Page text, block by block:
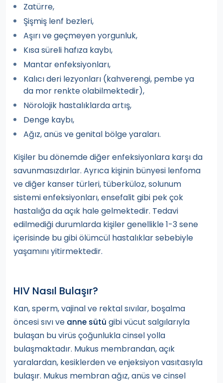
Zatürre,
Şişmiş lenf bezleri,
Aşırı ve geçmeyen yorgunluk,
Kısa süreli hafıza kaybı,
Mantar enfeksiyonları,
Kalıcı deri lezyonları (kahverengi, pembe ya
da mor renkte olabilmektedir),
Nörolojik hastalıklarda artış,
Denge kaybı,
Ağız, anüs ve genital bölge yaraları.
Kişiler bu dönemde diğer enfeksiyonlara karşı da
savunmasızdırlar. Ayrıca kişinin bünyesi lenfoma
ve diğer kanser türleri, tüberküloz, solunum
sistemi enfeksiyonları, ensefalit gibi pek çok
hastalığa da açık hale gelmektedir. Tedavi
edilmediği durumlarda kişiler genellikle 1-3 sene
içerisinde bu gibi ölümcül hastalıklar sebebiyle
yaşamını yitirmektedir.
HIV Nasıl Bulaşır?
Kan, sperm, vajinal ve rektal sıvılar, boşalma
öncesi sıvı ve anne sütü gibi vücut salgılarıyla
bulaşan bu virüs çoğunlukla cinsel yolla
bulaşmaktadır. Mukus membrandan, açık
yaralardan, kesiklerden ve enjeksiyon vasıtasıyla
bulaşır. Mukus membran ağız, anüs ve cinsel